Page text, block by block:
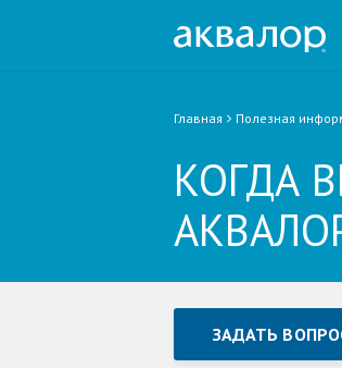
Главная Полезная
КОГДА
ЗАДАТЬ